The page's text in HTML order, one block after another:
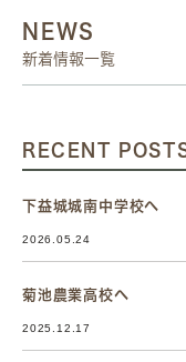
NEWS
新着情報一覧
RECENT
下益城城南中学校へ
2026.05.24
菊池農業高校へ
2025.12.17